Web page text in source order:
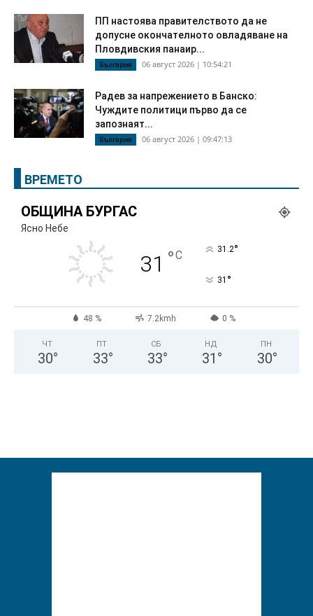
ПП настоява правителството да не
допусне окончателното овладяване на
Пловдивския панаир...
България 06 август 2026 | 10:54:21
Радев за напрежението в Банско:
Чуждите политици първо да се
запознаят...
България 06 август 2026 | 09:47:13
ВРЕМЕТО
ОБЩИНА БУРГАС
Ясно Небе
31 °C 31.2°
31 °
48 % 7.2kmh 0 %
ЧТ
30°
ПТ
33°
СБ
33°
НД
31 °
ПН
30°